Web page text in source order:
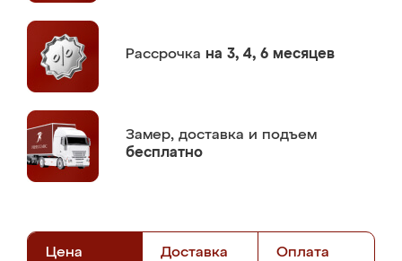
Рассрочка на 3, 4, 6 месяцев
Замер, доставка и подъем
бесплатно
Цена Доставка Оплата